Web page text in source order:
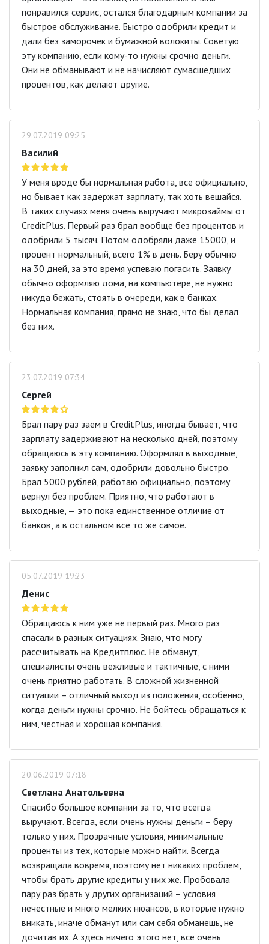
понравился сервис, остался благодарным компании за
быстрое обслуживание. Быстро одобрили кредит и
дали без заморочек и бумажной волокиты. Советую
эту компанию, если кому-то нужны срочно деньги.
Они не обманывают и не начисляют сумасшедших
процентов, как делают другие.
29.07.2019 09:25
Василий
У меня вроде бы нормальная работа, все официально,
но бывает как задержат зарплату, так хоть вешайся.
В таких случаях меня очень выручают микрозаймы от
CreditPlus. Первый раз брал вообще без процентов и
одобрили 5 тысяч. Потом одобряли даже 15000, и
процент нормальный, всего 1% в день. Беру обычно
на 30 дней, за это время успеваю погасить. Заявку
обычно оформляю дома, на компьютере, не нужно
никуда бежать, стоять в очереди, как в банках.
Нормальная компания, прямо не знаю, что бы делал
без них.
23.07.2019 07:34
Сергей
Брал пару раз заем в CreditPlus, иногда бывает, что
зарплату задерживают на несколько дней, поэтому
обращаюсь в эту компанию. Оформлял в выходные,
заявку заполнил сам, одобрили довольно быстро.
Брал 5000 рублей, работаю официально, поэтому
вернул без проблем. Приятно, что работают в
выходные, — это пока единственное отличие от
банков, а в остальном все то же самое.
05.07.2019 19:23
Денис
Обращаюсь к ним уже не первый раз. Много раз
спасали в разных ситуациях. Знаю, что могу
рассчитывать на Кредитплюс. Не обманут,
специалисты очень вежливые и тактичные, с ними
очень приятно работать. В сложной жизненной
ситуации – отличный выход из положения, особенно,
когда деньги нужны срочно. Не бойтесь обращаться к
ним, честная и хорошая компания.
20.06.2019 07:18
Светлана Анатольевна
Спасибо большое компании за то, что всегда
выручают. Всегда, если очень нужны деньги – беру
только у них. Прозрачные условия, минимальные
проценты из тех, которые можно найти. Всегда
возвращала вовремя, поэтому нет никаких проблем,
чтобы брать другие кредиты у них же. Пробовала
пару раз брать у других организаций – условия
нечестные и много мелких нюансов, в которые нужно
вникать, иначе обманут или сам себя обманешь, не
дочитав их. А здесь ничего этого нет, все очень